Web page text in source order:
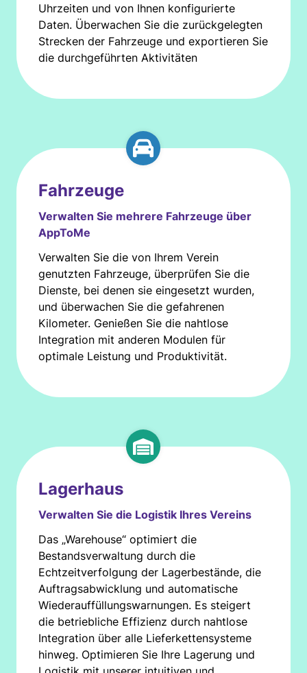
Uhrzeiten und von Ihnen konfigurierte
Daten. Überwachen Sie die zurückgelegten
Strecken der Fahrzeuge und exportieren Sie
die durchgeführten Aktivitäten
Fahrzeuge
Verwalten Sie mehrere Fahrzeuge über
AppToMe
Verwalten Sie die von Ihrem Verein
genutzten Fahrzeuge, überprüfen Sie die
Dienste, bei denen sie eingesetzt wurden,
und überwachen Sie die gefahrenen
Kilometer. Genießen Sie die nahtlose
Integration mit anderen Modulen für
optimale Leistung und Produktivität.
Lagerhaus
Verwalten Sie die Logistik Ihres Vereins
Das „Warehouse“ optimiert die
Bestandsverwaltung durch die
Echtzeitverfolgung der Lagerbestände, die
Auftragsabwicklung und automatische
Wiederauffüllungswarnungen. Es steigert
die betriebliche Effizienz durch nahtlose
Integration über alle Lieferkettensysteme
hinweg. Optimieren Sie Ihre Lagerung und